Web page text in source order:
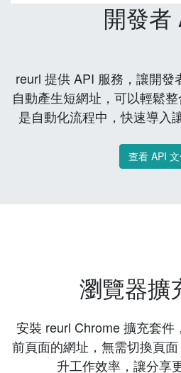
開發者
reurl 提供 API 服務，讓開
自動產生短網址，可以輕鬆
是自動化流程中，快速導入
查看 API
瀏覽器擴
安裝 reurl Chrome 擴充套件
前頁面的網址，無需切換頁
升工作效率，讓分享